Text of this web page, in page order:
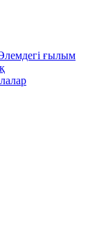
ғылым